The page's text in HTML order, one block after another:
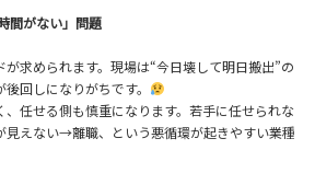
間がない」問題
求められます。現場は“今日壊して明日搬出”の
回しになりがちです。
、任せる側も慎重になります。若手に任せられな
えない→離職、という悪循環が起きやすい業種